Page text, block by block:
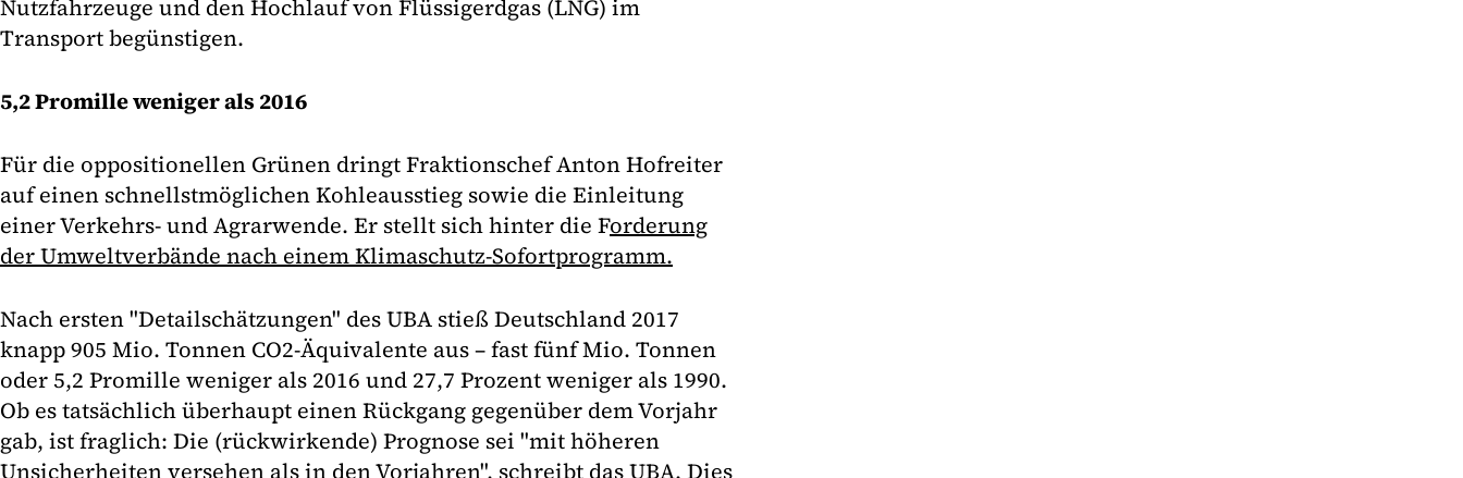
Nutzfahrzeuge und den Hochlauf von Flüssigerdgas (LNG) im
Transport begünstigen.
5,2 Promille weniger als 2016
Für die oppositionellen Grünen dringt Fraktionschef Anton Hofreiter
auf einen schnellstmöglichen Kohleausstieg sowie die Einleitung
einer Verkehrs- und Agrarwende. Er stellt sich hinter die Forderung
der Umweltverbände nach einem Klimaschutz-Sofortprogramm.
Nach ersten "Detailschätzungen" des UBA stieß Deutschland 2017
knapp 905 Mio. Tonnen CO2-Äquivalente aus – fast fünf Mio. Tonnen
oder 5,2 Promille weniger als 2016 und 27,7 Prozent weniger als 1990.
Ob es tatsächlich überhaupt einen Rückgang gegenüber dem Vorjahr
gab, ist fraglich: Die (rückwirkende) Prognose sei "mit höheren
Unsicherheiten versehen als in den Vorjahren", schreibt das UBA. Dies